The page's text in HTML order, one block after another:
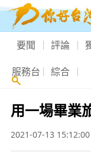
要聞 評論
服務台 綜合
用一場畢業
2021-07-13 15:12:00